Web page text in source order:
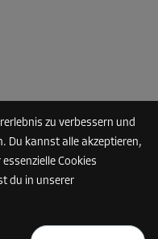
zu verbessern und
Du kannst alle akzeptieren,
Cookies
du in unserer